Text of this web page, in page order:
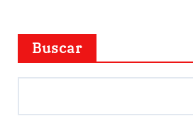
Buscar